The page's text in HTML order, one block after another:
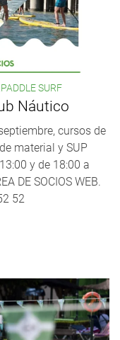
PADDLE SURF
Náutico
cursos de
material y SUP
y de 18:00 a
DE SOCIOS WEB.
52